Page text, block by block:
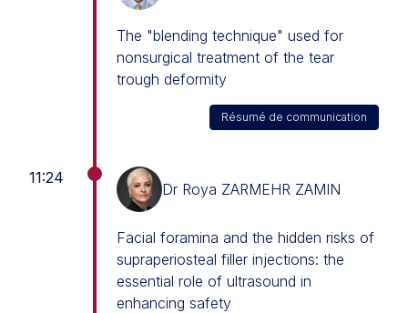
The "blending technique" used for
nonsurgical treatment of the tear
trough deformity
Résumé de communication
11:24
Dr Roya ZARMEHR ZAMIN
Facial foramina and the hidden risks of
supraperiosteal filler injections: the
essential role of ultrasound in
enhancing safety